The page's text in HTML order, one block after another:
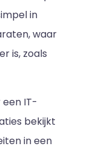
in
waar
is, zoals
IT-
bekijkt
in een